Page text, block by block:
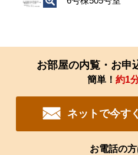
す
お部屋の内覧・お申
簡単！ 約1
ネットで今す
お電話の